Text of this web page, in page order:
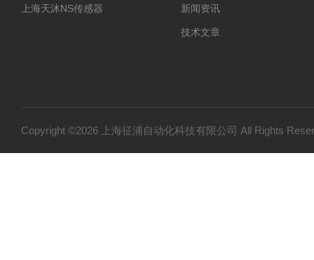
上海天沐NS传感器 新闻资讯
技术文章
Copyright ©2026 上海征浦自动化科技有限公司 All Rights